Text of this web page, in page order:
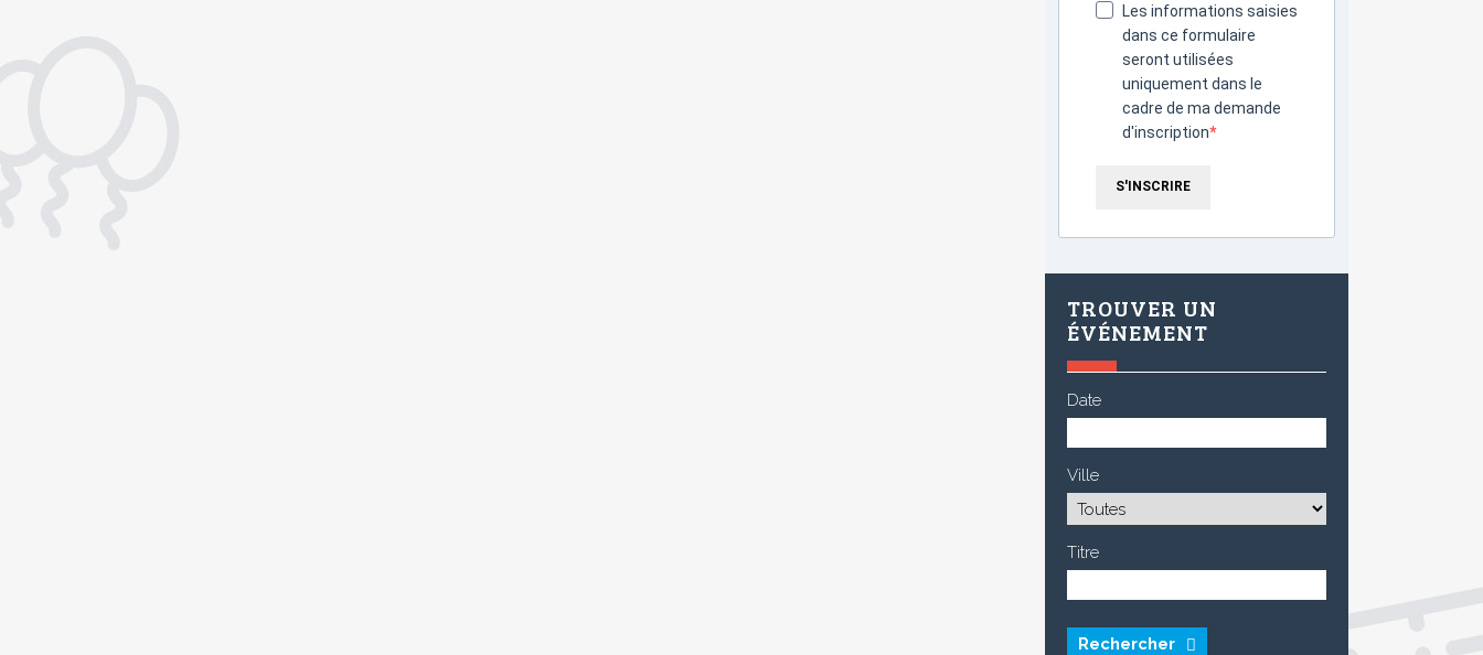
Les informations saisies
dans ce formulaire
seront utilisées
uniquement dans le
cadre de ma demande
d'inscription
S'INSCRIRE
TROUVER UN
ÉVÉNEMENT
Date
Ville
Titre
Rechercher